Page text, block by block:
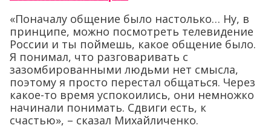
«Поначалу общение было настолько… Ну, в
принципе, можно посмотреть телевидение
России и ты поймешь, какое общение было.
Я понимал, что разговаривать с
зазомбированными людьми нет смысла,
поэтому я просто перестал общаться. Через
какое-то время успокоились, они немножко
начинали понимать. Сдвиги есть, к
счастью», – сказал Михайличенко.